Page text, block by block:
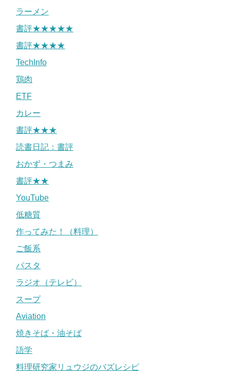
ラーメン
書評★★★★★
書評★★★★
TechInfo
鶏肉
ETF
カレー
書評★★★
読書日記：書評
おかず・つまみ
書評★★
YouTube
低糖質
作ってみた！（料理）
ご飯系
パスタ
ラジオ（テレビ）
スープ
Aviation
焼きそば・油そば
語学
料理研究家リュウジのバズレシピ